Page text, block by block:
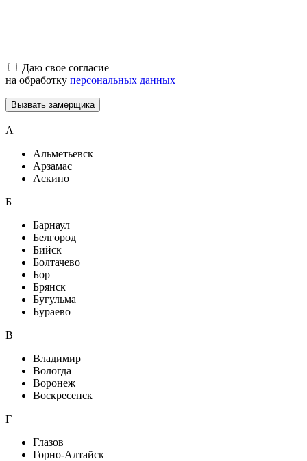
Даю свое согласие
на обработку персональных данных
Вызвать замерщика
А
Альметьевск
Арзамас
Аскино
Б
Барнаул
Белгород
Бийск
Болтачево
Бор
Брянск
Бугульма
Бураево
В
Владимир
Вологда
Воронеж
Воскресенск
Г
Глазов
Горно-Алтайск